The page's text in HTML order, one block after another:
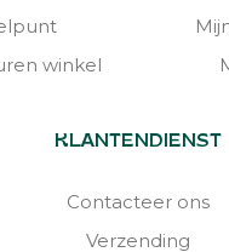
winkel
KLANTENDIENST
Contacteer ons
Verzending